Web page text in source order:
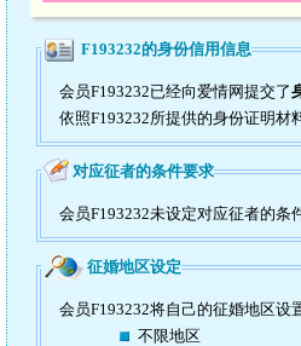
F193232的身份信用信息
会员F193232已经向爱情网提交了
依照F193232所提供的身份证明材
对应征者的条件要求
会员F193232未设定对应征者的条
征婚地区设定
会员F193232将自己的征婚地区设
不限地区